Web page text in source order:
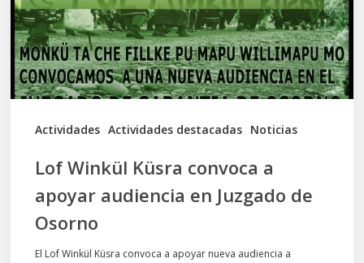
Actividades Actividades destacadas Noticias
apoyar
audiencia
en
Juzgado
Lof Winkül Küsra convoca a
apoyar audiencia en Juzgado de
Osorno
El Lof Winkül Küsra convoca a apoyar nueva audiencia a